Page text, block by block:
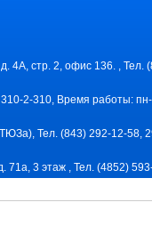
4А, стр. 2, офис 136. ,
2-310, Время работы:
Тел. (843) 292-12-
71a, 3 этаж , Тел. (4852)